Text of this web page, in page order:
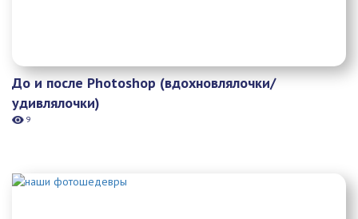
До и после Photoshop (вдохновлялочки/
удивлялочки)
9